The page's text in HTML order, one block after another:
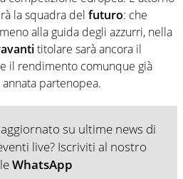
la squadra del futuro: che
alla guida degli azzurri, nella
titolare sarà ancora il
il rendimento comunque già
partenopea.
su ultime news di
live? Iscriviti al nostro
WhatsApp